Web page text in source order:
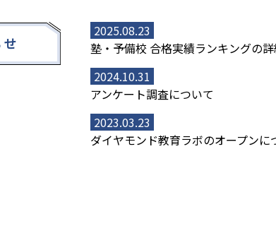
2025.08.23
塾・予備校 合格実績ランキングの
2024.10.31
アンケート調査について
2023.03.23
ダイヤモンド教育ラボのオープンに